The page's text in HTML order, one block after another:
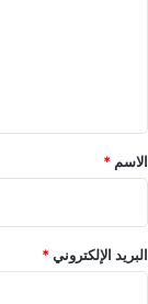
*
الاسم *
البريد الإلكتروني*